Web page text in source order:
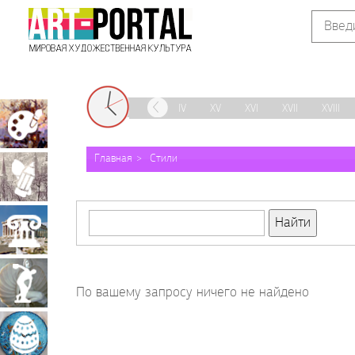
IX X XII XIII XIV XV XVI XVII XVIII
Главная Стили
По вашему запросу ничего не найдено
Живопись
Графика